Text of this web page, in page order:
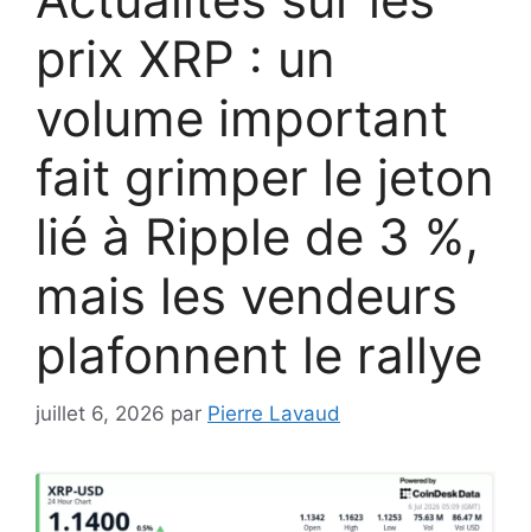
prix XRP : un
volume important
fait grimper le jeton
lié à Ripple de 3 %,
mais les vendeurs
plafonnent le rallye
juillet 6, 2026 par Pierre Lavaud